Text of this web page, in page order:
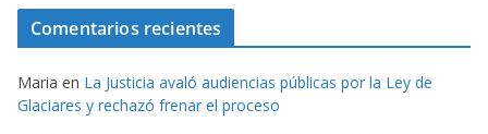
Comentarios recientes
Maria en La Justicia avaló audiencias públicas por la Ley de
Glaciares y rechazó frenar el proceso